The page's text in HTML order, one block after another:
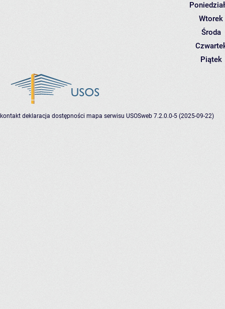
Wtorek
Środa
Piątek
kontakt deklaracja dostępności mapa serwisu USOSweb 7.2.0.0-5 (2025-09-22)